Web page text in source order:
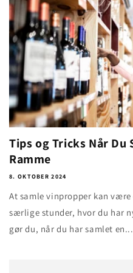
Tips og Tricks Når Du
Ramme
8. OKTOBER 2024
At samle vinpropper kan være
særlige stunder, hvor du har
gør du, når du har samlet en...